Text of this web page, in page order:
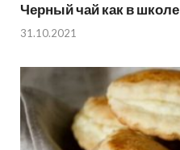
Черный чай как в школе
31.10.2021